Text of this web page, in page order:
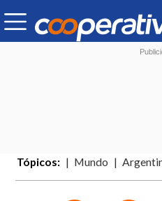
Tópicos: Mundo